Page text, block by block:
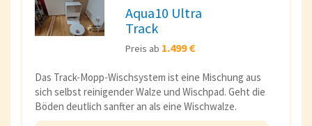
Aqua10 Ultra
Track
Preis ab 1.499 €
Das Track-Mopp-Wischsystem ist eine Mischung aus
sich selbst reinigender Walze und Wischpad. Geht die
Böden deutlich sanfter an als eine Wischwalze.